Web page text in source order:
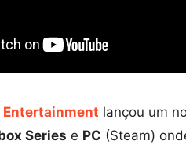
Entertainment lançou um
Series e PC (Steam)